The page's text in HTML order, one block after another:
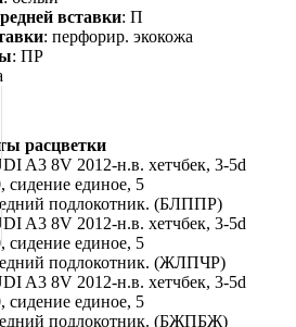
вставки: П
: перфорир. экокожа
: ПР
расцветки